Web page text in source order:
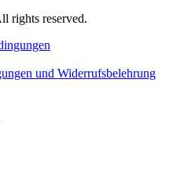
rights reserved.
und Widerrufsbelehrung